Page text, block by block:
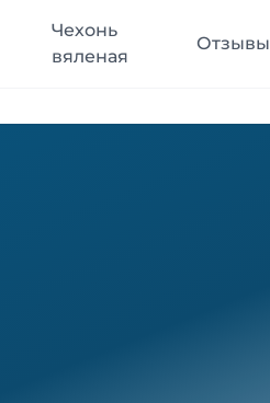
Чехонь
вяленая
Отзывы